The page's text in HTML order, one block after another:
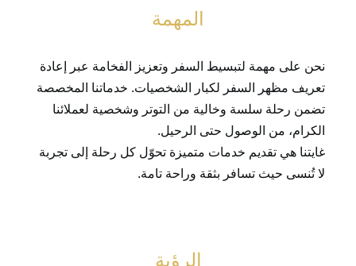
المهمة
نحن على مهمة لتبسيط السفر وتعزيز الفخامة عبر إعادة
تعريف مظهر السفر لكبار الشخصيات. خدماتنا المخصصة
تضمن رحلة سلسة وخالية من التوتر وشخصية لعملائنا
الكرام، من الوصول حتى الرحيل.
غايتنا هي تقديم خدمات متميزة تحوّل كل رحلة إلى تجربة
لا تُنسى حيث تسافر بثقة وراحة تامة.
الرؤية